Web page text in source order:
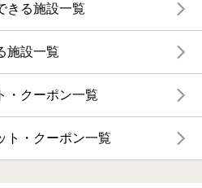
きる施設一覧
施設一覧
・クーポン一覧
ト・クーポン一覧